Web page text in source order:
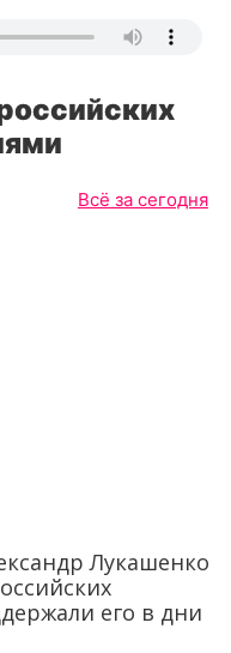
Всё за сегодня
Лукашенко
его в дни